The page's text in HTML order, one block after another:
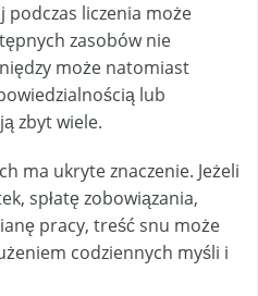
podczas liczenia może
zasobów nie
może natomiast
lub
zbyt wiele.
ma ukryte znaczenie. Jeżeli
spłatę zobowiązania,
pracy, treść snu może
codziennych myśli i